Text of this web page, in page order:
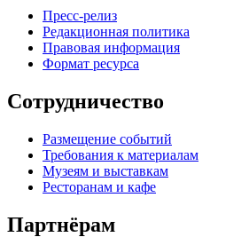
Пресс-релиз
Редакционная политика
Правовая информация
Формат ресурса
Сотрудничество
Размещение событий
Требования к материалам
Музеям и выставкам
Ресторанам и кафе
Партнёрам